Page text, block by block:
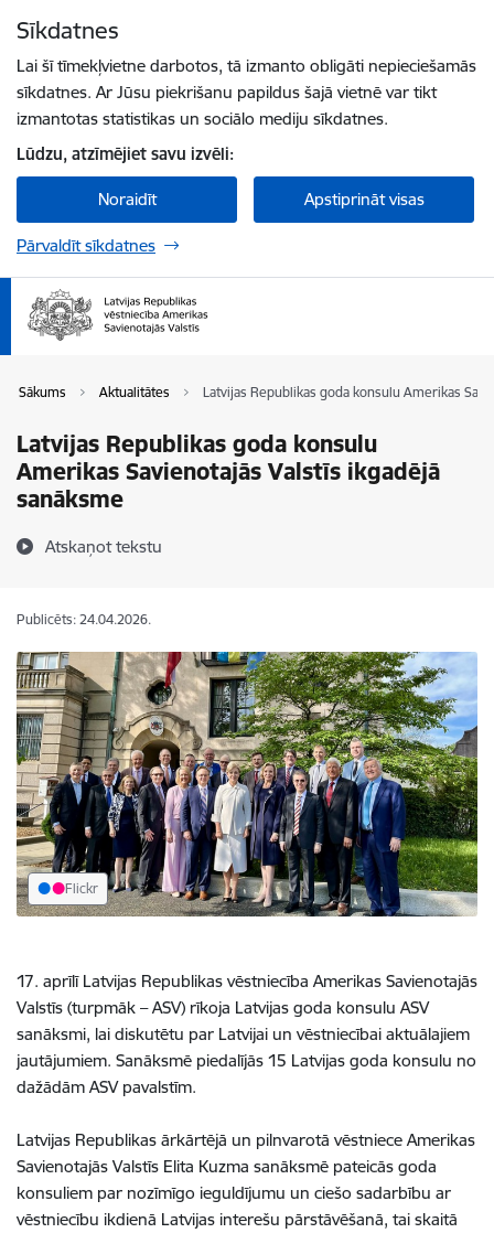
Sīkdatnes
Lai šī tīmekļvietne darbotos, tā izmanto obligāti nepieciešamās
sīkdatnes. Ar Jūsu piekrišanu papildus šajā vietnē var tikt
izmantotas statistikas un sociālo mediju sīkdatnes.
Lūdzu, atzīmējiet savu izvēli:
Noraidīt Apstiprināt visas
Pārvaldīt sīkdatnes
Sākums Aktualitātes Latvijas Republikas goda konsulu Amerikas
Latvijas Republikas goda konsulu
Amerikas Savienotajās Valstīs ikgadējā
sanāksme
Atskaņot tekstu
Publicēts: 24.04.2026.
Flickr
17. aprīlī Latvijas Republikas vēstniecība Amerikas Savienotajās
Valstīs (turpmāk – ASV) rīkoja Latvijas goda konsulu ASV
sanāksmi, lai diskutētu par Latvijai un vēstniecībai aktuālajiem
jautājumiem. Sanāksmē piedalījās 15 Latvijas goda konsulu no
dažādām ASV pavalstīm.
Latvijas Republikas ārkārtējā un pilnvarotā vēstniece Amerikas
Savienotajās Valstīs Elita Kuzma sanāksmē pateicās goda
konsuliem par nozīmīgo ieguldījumu un ciešo sadarbību ar
vēstniecību ikdienā Latvijas interešu pārstāvēšanā, tai skaitā